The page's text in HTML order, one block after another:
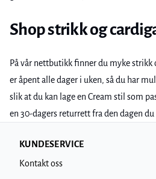
Shop strikk og
På vår nettbutikk finner du myke strikk
er åpent alle dager i uken, så du har
slik at du kan lage en Cream stil som
en 30-dagers returrett fra den dagen
KUNDESERVICE
Kontakt oss